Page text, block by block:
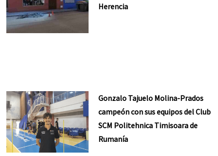
Herencia
Gonzalo Tajuelo Molina-Prados
campeón con sus equipos del Club
SCM Politehnica Timisoara de
Rumanía